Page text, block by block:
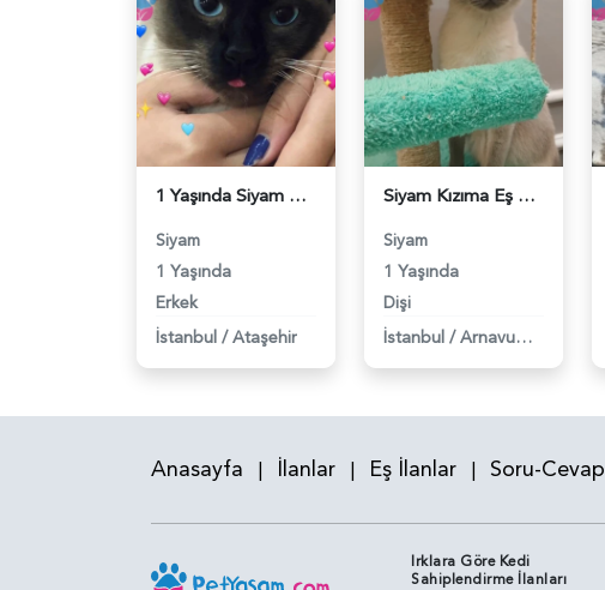
1 Yaşında Siyam Kedim Eş Arıyor - 118983668
Siyam
1 Yaşında
Erkek
İstanbul / Ataşehir
Siyam Kızıma Eş Arıyorum - 118983496
Siyam
1 Yaşında
Dişi
İstanbul / Arnavutköy
Anasayfa | İlanlar | Eş İlanlar | Soru-Cevap
Irklara Göre Kedi
Sahiplendirme İlanları